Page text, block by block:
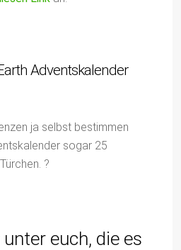
Adventskalender
ja selbst bestimmen
sogar 25
?
euch, die es